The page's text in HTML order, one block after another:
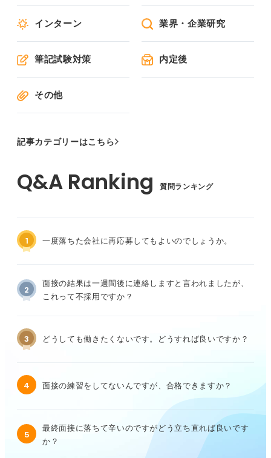
インターン 業界・企業研究
筆記試験対策 内定後
その他
記事カテゴリーはこちら
質問ランキング
1 一度落ちた会社に再応募してもよいのでしょうか。
2
面接の結果は一週間後に連絡しますと言われましたが、
これって不採用ですか？
3 どうしても働きたくないです。どうすれば良いですか？
4 面接の練習をしてないんですが、合格できますか？
5
最終面接に落ちて辛いのですがどう立ち直れば良いです
か？